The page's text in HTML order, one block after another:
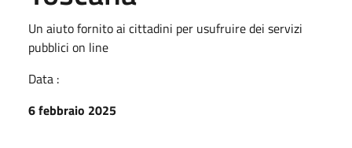
Un aiuto fornito ai cittadini per usufruire dei servizi
pubblici on line
Data :
6 febbraio 2025